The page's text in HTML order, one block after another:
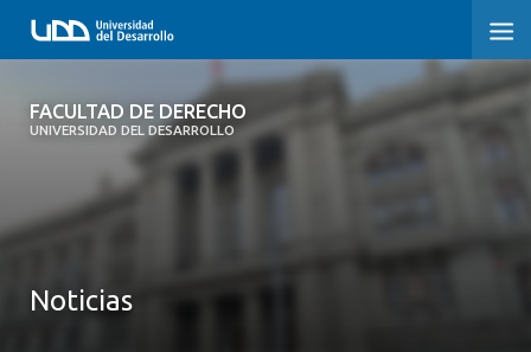
FACULTAD DE DERECHO
UNIVERSIDAD DEL DESARROLLO
FACULTAD DE DERECHO
SOBRE LA FACULTAD
Noticias